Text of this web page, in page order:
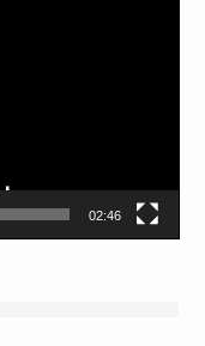
02:46